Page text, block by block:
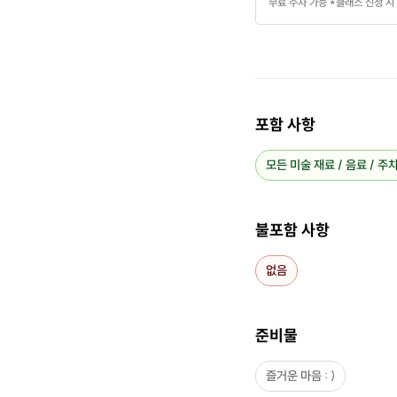
포함 사항
모든 미술 재료 / 음료 / 주
불포함 사항
없음
준비물
즐거운 마음 : )